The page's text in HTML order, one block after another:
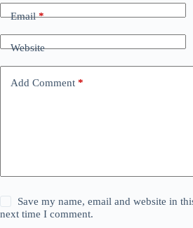
Email*
Website
Add Comment *
Save my name, email and website in
next time I comment.